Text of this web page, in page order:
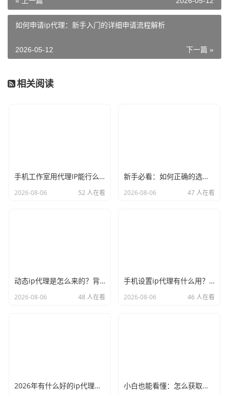
如何申请ip代理：新手入门的详细申请流程解析
下一篇 »
2026-05-12
相关阅读
手机工作室用代理IP能行么？过来人的经验告诉你答案
2026-08-06 52 人在看
新手必看：如何正确的选择代理ip软件，别再交智商税了
2026-08-06 47 人在看
动态ip代理是怎么来的？背后的原理比你想象的精彩
2026-08-06 48 人在看
手机设置ip代理有什么用？不只是改定位那么简单
2026-08-06 46 人在看
2026年有什么好的ip代理软件？亲测后我只推荐这几个 小白也能看懂：怎么获取代理ip和端口号，一步步教会你